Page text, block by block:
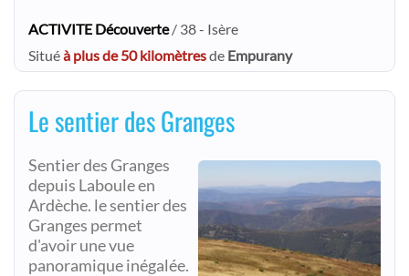
ACTIVITE Découverte/ 38 - Isère
Situéà plus de 50 kilomètresde Empurany
Le sentier des Granges
Sentier des Granges
depuis Laboule en
Ardèche. le sentier des
Granges permet
d'avoir une vue
panoramique inégalée.